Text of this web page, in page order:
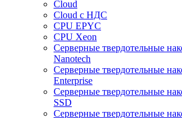
Cloud
Cloud с НДС
CPU EPYC
CPU Xeon
Cерверные твердотельные
Nanotech
Cерверные твердотельные
Enterprise
Cерверные твердотельные
SSD
Cерверные твердотельные